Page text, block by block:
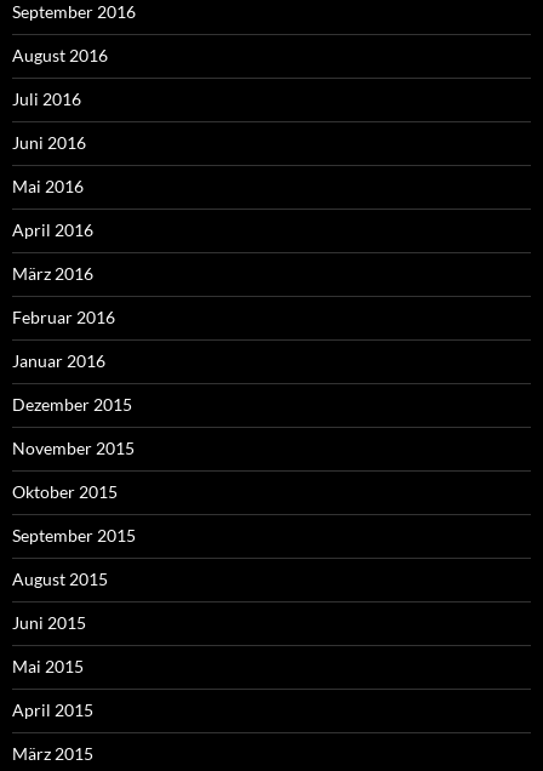
September 2016
August 2016
Juli 2016
Juni 2016
Mai 2016
April 2016
März 2016
Februar 2016
Januar 2016
Dezember 2015
November 2015
Oktober 2015
September 2015
August 2015
Juni 2015
Mai 2015
April 2015
März 2015